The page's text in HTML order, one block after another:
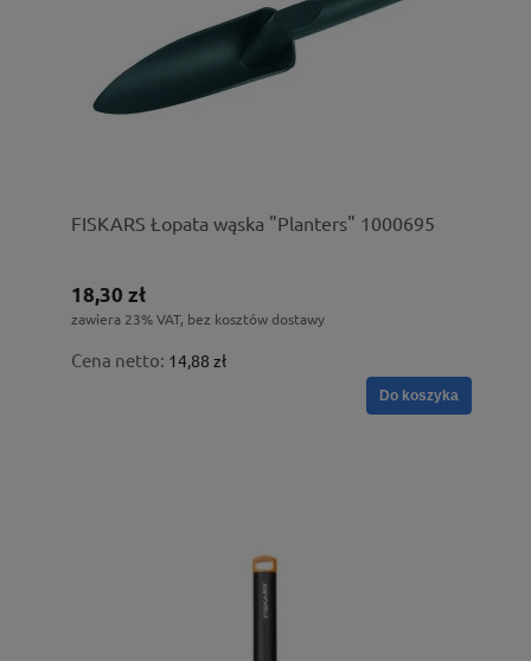
FISKARS Łopata wąska "Planters" 1000695
18,30 zł
zawiera 23% VAT, bez kosztów dostawy
Cena netto: 14,88 zł
Do koszyka